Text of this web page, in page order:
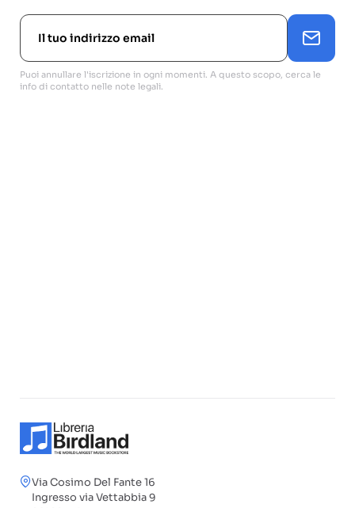
Puoi annullare l'iscrizione in ogni momenti. A questo scopo, cerca le
info di contatto nelle note legali.
Via Cosimo Del Fante 16
Ingresso via Vettabbia 9